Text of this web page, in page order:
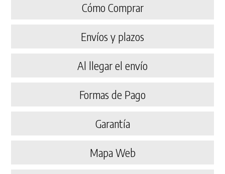
Cómo Comprar
Envíos y plazos
Al llegar el envío
Formas de Pago
Garantía
Mapa Web